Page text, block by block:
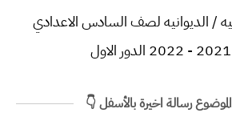
/ الديوانيه لصف السادس الاعدادي
رسالة اخيرة بالأسفل 👇